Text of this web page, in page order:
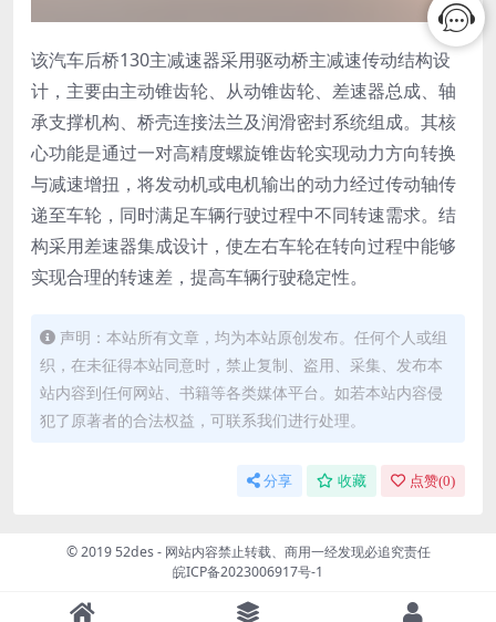
该汽车后桥130主减速器采用驱动桥主减速传动结构设
计，主要由主动锥齿轮、从动锥齿轮、差速器总成、轴
承支撑机构、桥壳连接法兰及润滑密封系统组成。其核
心功能是通过一对高精度螺旋锥齿轮实现动力方向转换
与减速增扭，将发动机或电机输出的动力经过传动轴传
递至车轮，同时满足车辆行驶过程中不同转速需求。结
构采用差速器集成设计，使左右车轮在转向过程中能够
实现合理的转速差，提高车辆行驶稳定性。
声明：本站所有文章，均为本站原创发布。任何个人或组
织，在未征得本站同意时，禁止复制、盗用、采集、发布本
站内容到任何网站、书籍等各类媒体平台。如若本站内容侵
犯了原著者的合法权益，可联系我们进行处理。
分享 收藏 点赞(0)
© 2019 52des - 网站内容禁止转载、商用一经发现必追究责任
皖ICP备2023006917号-1